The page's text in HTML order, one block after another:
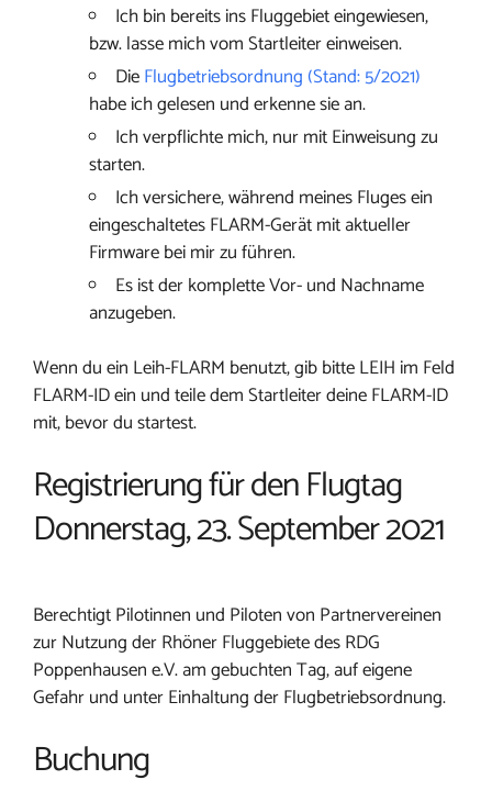
Ich bin bereits ins Fluggebiet eingewiesen,
bzw. lasse mich vom Startleiter einweisen.
DieFlugbetriebsordnung (Stand: 5/2021)
habe ich gelesen und erkenne sie an.
Ich verpflichte mich, nur mit Einweisung zu
starten.
Ich versichere, während meines Fluges ein
eingeschaltetes FLARM-Gerät mit aktueller
Firmware bei mir zu führen.
Es ist der komplette Vor- und Nachname
anzugeben.
Wenn du ein Leih-FLARM benutzt, gib bitte LEIH im Feld
FLARM-ID ein und teile dem Startleiter deine FLARM-ID
mit, bevor du startest.
Registrierung für den Flugtag
Donnerstag, 23. September 2021
Berechtigt Pilotinnen und Piloten von Partnervereinen
zur Nutzung der Rhöner Fluggebiete des RDG
Poppenhausen e.V. am gebuchten Tag, auf eigene
Gefahr und unter Einhaltung der Flugbetriebsordnung.
Buchung